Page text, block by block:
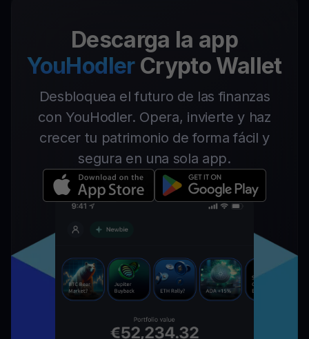
Descarga la app
YouHodler Crypto Wallet
Desbloquea el futuro de las finanzas
con YouHodler. Opera, invierte y haz
crecer tu patrimonio de forma fácil y
segura en una sola app.